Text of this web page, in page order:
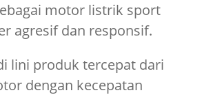
motor listrik sport
agresif dan responsif.
lini produk tercepat dari
dengan kecepatan